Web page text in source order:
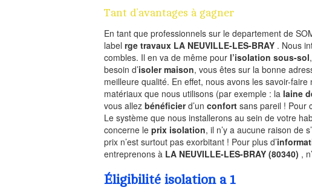
Tant d’avantages à gagner
En tant que professionnels sur le departement de
labelrge travaux LA NEUVILLE-LES-BRAY . Nous
combles. Il en va de même pour l’isolation sous-sol
besoin d’isoler maison, vous êtes sur la bonne
meilleure qualité. En effet, nous avons les savoir-
matériaux que nous utilisons (par exemple : la laine
vous allezbénéficierd’unconfort sans pareil ! Pour
Le système que nous installerons au sein de votre
concerne leprix isolation, il n’y a aucune raison de
prix n’est surtout pas exorbitant ! Pour plus d’
entreprenons à LA NEUVILLE-LES-BRAY (80340) ,
Éligibilité isolation a 1